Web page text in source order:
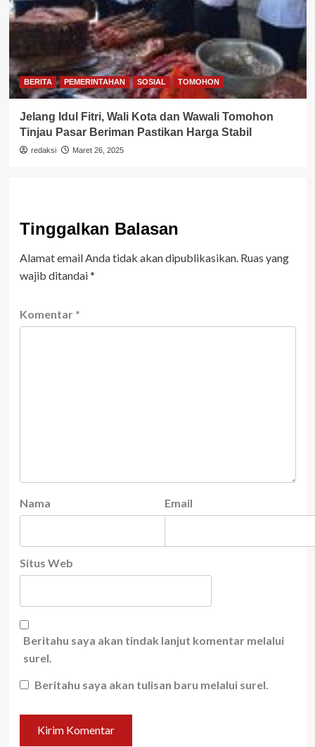
BERITA PEMERINTAHAN SOSIAL TOMOHON
Jelang Idul Fitri, Wali Kota dan Wawali Tomohon
Tinjau Pasar Beriman Pastikan Harga Stabil
redaksi Maret 26, 2025
Tinggalkan Balasan
Alamat email Anda tidak akan dipublikasikan. Ruas yang
wajib ditandai*
Komentar *
Nama Email
Situs Web
Beritahu saya akan tindak lanjut komentar melalui
surel.
Beritahu saya akan tulisan baru melalui surel.